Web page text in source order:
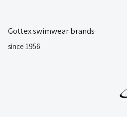
Gottex swimwear brands
since 1956